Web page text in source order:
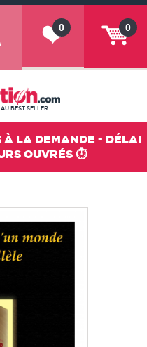
0
0
BEST SELLER
À LA DEMANDE - DÉLAI
OUVRÉS ⏱️